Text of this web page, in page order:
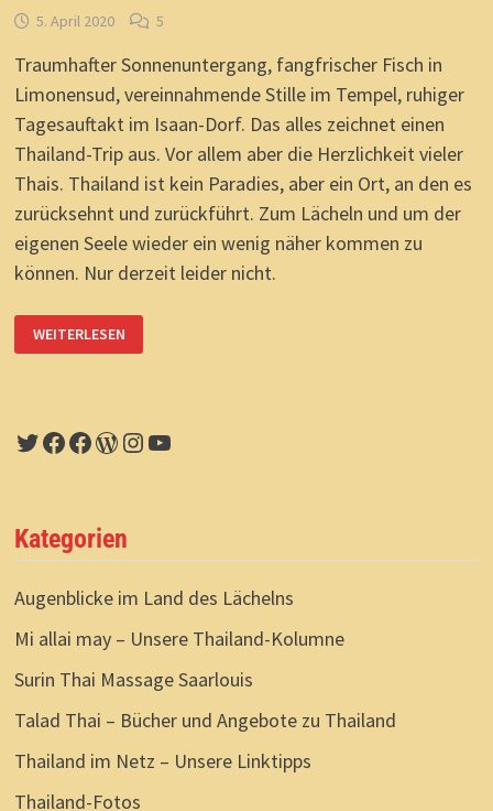
5. April 2020 5
Traumhafter Sonnenuntergang, fangfrischer Fisch in
Limonensud, vereinnahmende Stille im Tempel, ruhiger
Tagesauftakt im Isaan-Dorf. Das alles zeichnet einen
Thailand-Trip aus. Vor allem aber die Herzlichkeit vieler
Thais. Thailand ist kein Paradies, aber ein Ort, an den es
zurücksehnt und zurückführt. Zum Lächeln und um der
eigenen Seele wieder ein wenig näher kommen zu
können. Nur derzeit leider nicht.
DES
LÄCHELNS:
WEITERLESEN
Twitter
Facebook
Facebook
WordPress
Instagram
YouTube
Kategorien
Augenblicke im Land des Lächelns
Mi allai may – Unsere Thailand-Kolumne
Surin Thai Massage Saarlouis
Talad Thai – Bücher und Angebote zu Thailand
Thailand im Netz – Unsere Linktipps
Thailand-Fotos